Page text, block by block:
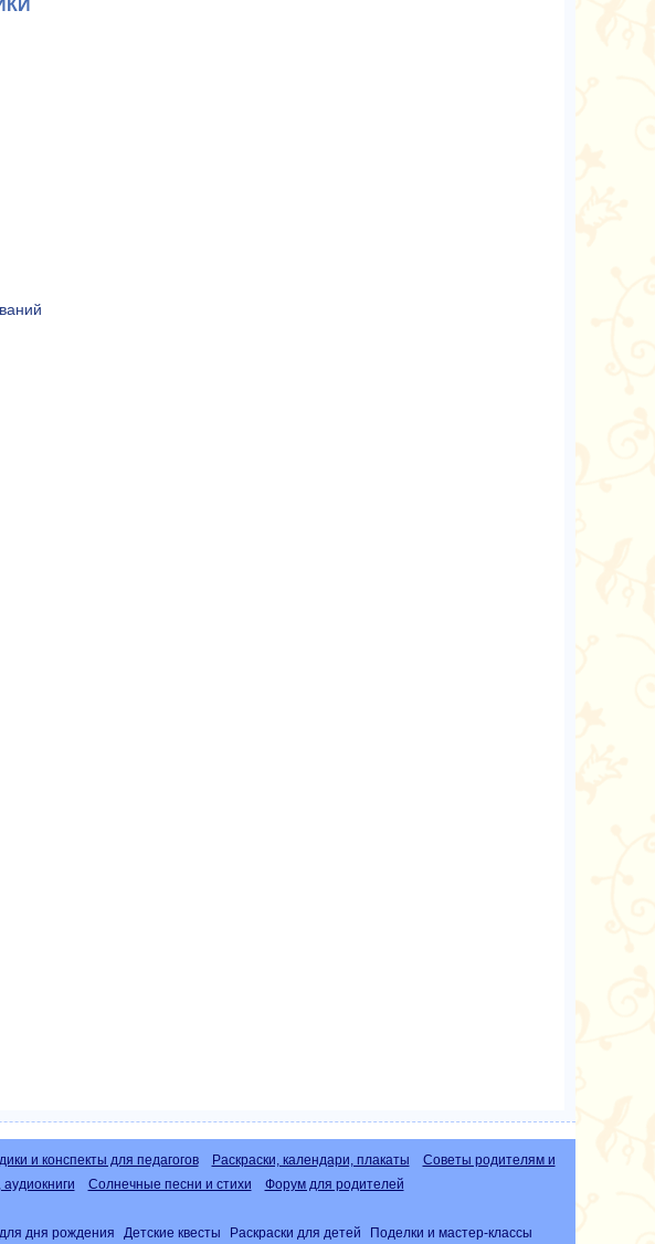
и конспекты для педагогов Раскраски, календари, плакаты
Советы родителям и
Солнечные песни и стихи Форум для родителей
дня рождения Детские квесты Раскраски для детей Поделки и мастер-классы